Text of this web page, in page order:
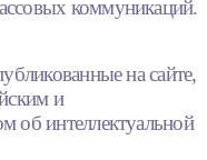
коммуникаций.
на сайте,
и
об интеллектуальной